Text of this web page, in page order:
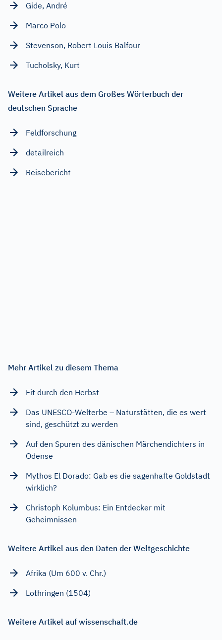
Gide, André
Marco Polo
Stevenson, Robert Louis Balfour
Tucholsky, Kurt
Weitere Artikel aus dem Großes Wörterbuch der
deutschen Sprache
Feldforschung
detailreich
Reisebericht
Mehr Artikel zu diesem Thema
Fit durch den Herbst
Das UNESCO-Welterbe – Naturstätten, die es wert
sind, geschützt zu werden
Auf den Spuren des dänischen Märchendichters in
Odense
Mythos El Dorado: Gab es die sagenhafte Goldstadt
wirklich?
Christoph Kolumbus: Ein Entdecker mit
Geheimnissen
Weitere Artikel aus den Daten der Weltgeschichte
Afrika (Um 600 v. Chr.)
Lothringen (1504)
Weitere Artikel auf wissenschaft.de